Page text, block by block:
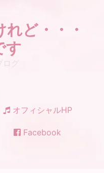
ど・・・
す
ログ
オフィシャルHP
Facebook